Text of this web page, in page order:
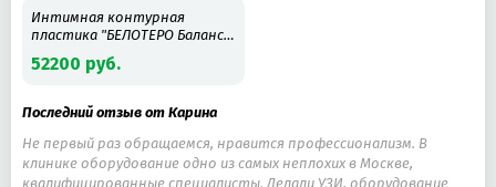
СВАДЕБНАЯ ПРИЧЕСКА
Интимная контурная
пластика "БЕЛОТЕРО Баланс"
1,0 мл
52200 руб.
Последний отзыв от Карина
Не первый раз обращаемся, нравится профессионализм. В
клинике оборудование одно из самых неплохих в Москве,